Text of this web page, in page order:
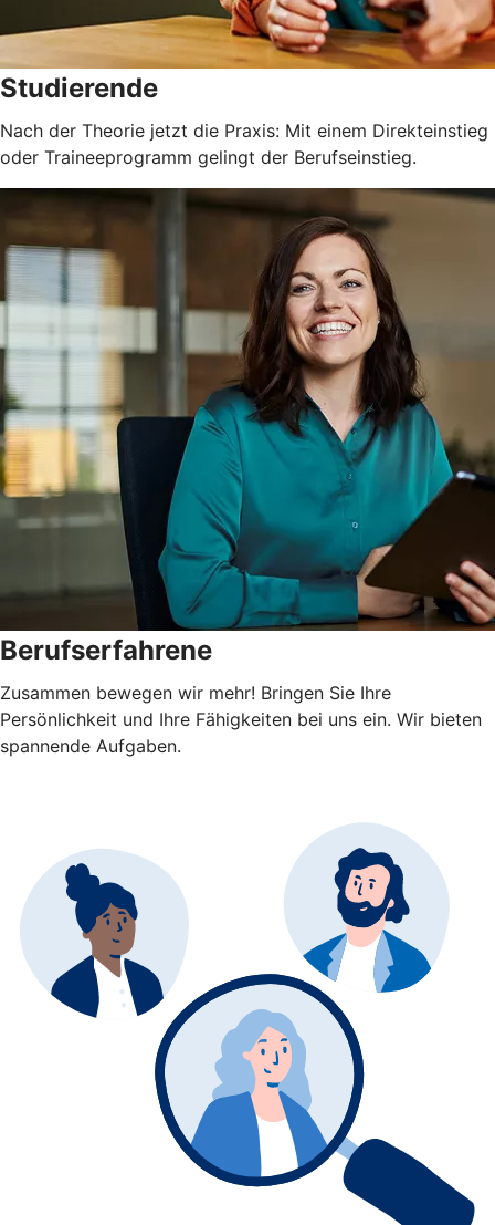
Studierende
Nach der Theorie jetzt die Praxis: Mit einem Direkteinstieg
oder Traineeprogramm gelingt der Berufseinstieg.
Berufserfahrene
Zusammen bewegen wir mehr! Bringen Sie Ihre
Persönlichkeit und Ihre Fähigkeiten bei uns ein. Wir bieten
spannende Aufgaben.